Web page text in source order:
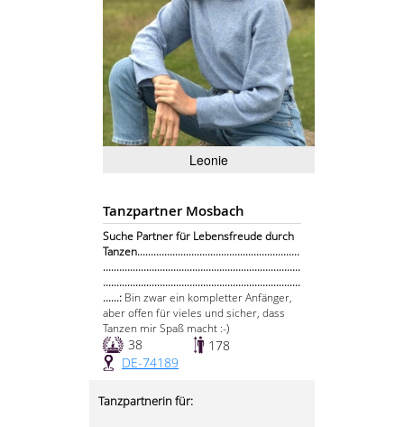
Leonie
Tanzpartner Mosbach
Suche Partner für Lebensfreude durch
Tanzen............................................................
.........................................................................
.........................................................................
......: Bin zwar ein kompletter Anfänger,
aber offen für vieles und sicher, dass
Tanzen mir Spaß macht :-)
38
178
DE-74189
Tanzpartnerin für: